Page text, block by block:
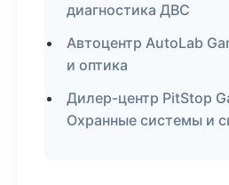
диагностика ДВС
Автоцентр AutoLab
и оптика
Дилер-центр PitStop
Охранные системы и